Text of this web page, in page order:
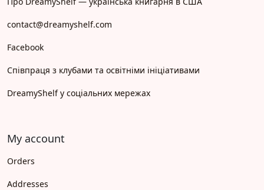
contact@dreamyshelf.com
Facebook
Співпраця з клубами та освітніми ініціативами
DreamyShelf у соціальних мережах
My account
Orders
Addresses